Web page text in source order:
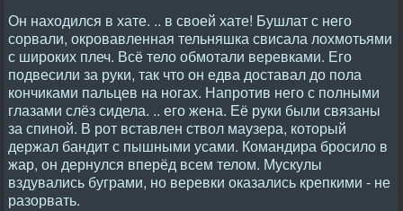
Он находился в хате. .. в своей хате! Бушлат с него
сорвали, окровавленная тельняшка свисала лохмотьями
с широких плеч. Всё тело обмотали веревками. Его
подвесили за руки, так что он едва доставал до пола
кончиками пальцев на ногах. Напротив него с полными
глазами слёз сидела. .. его жена. Её руки были связаны
за спиной. В рот вставлен ствол маузера, который
держал бандит с пышными усами. Командира бросило в
жар, он дернулся вперёд всем телом. Мускулы
вздувались буграми, но веревки оказались крепкими - не
разорвать.